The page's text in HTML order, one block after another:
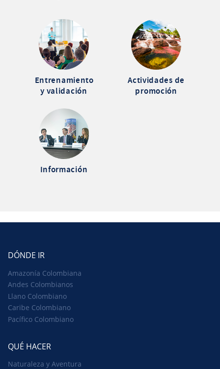
Entrenamiento
y validación
Actividades de
promoción
Información
DÓNDE IR
Amazonía Colombiana
Andes Colombianos
Llano Colombiano
Caribe Colombiano
Pacífico Colombiano
QUÉ HACER
Naturaleza y Aventura